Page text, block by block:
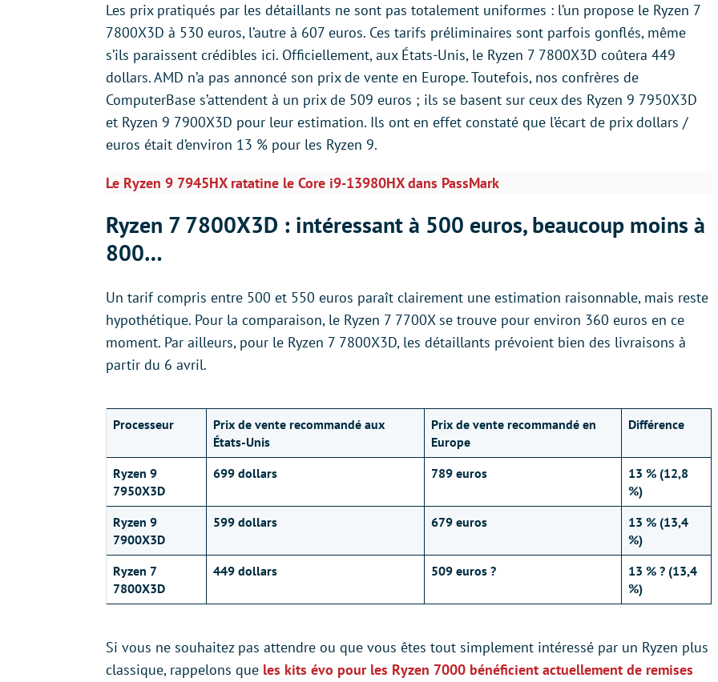
Les prix pratiqués par les détaillants ne sont pas totalement uniformes : l’un propose le Ryzen 7
7800X3D à 530 euros, l’autre à 607 euros. Ces tarifs préliminaires sont parfois gonflés, même
s’ils paraissent crédibles ici. Officiellement, aux États-Unis, le Ryzen 7 7800X3D coûtera 449
dollars. AMD n’a pas annoncé son prix de vente en Europe. Toutefois, nos confrères de
ComputerBase s’attendent à un prix de 509 euros ; ils se basent sur ceux des Ryzen 9 7950X3D
et Ryzen 9 7900X3D pour leur estimation. Ils ont en effet constaté que l’écart de prix dollars /
euros était d’environ 13 % pour les Ryzen 9.
Le Ryzen 9 7945HX ratatine le Core i9-13980HX dans PassMark
Ryzen 7 7800X3D : intéressant à 500 euros, beaucoup moins à
800…
Un tarif compris entre 500 et 550 euros paraît clairement une estimation raisonnable, mais reste
hypothétique. Pour la comparaison, le Ryzen 7 7700X se trouve pour environ 360 euros en ce
moment. Par ailleurs, pour le Ryzen 7 7800X3D, les détaillants prévoient bien des livraisons à
partir du 6 avril.
Processeur
Prix de vente recommandé aux
États-Unis
Prix de vente recommandé en
Europe
Différence
Ryzen 9
7950X3D
699 dollars 789 euros
13 % (12,8
%)
Ryzen 9
7900X3D
599 dollars 679 euros
13 % (13,4
%)
Ryzen 7
7800X3D
449 dollars 509 euros ?
13 % ? (13,4
%)
Si vous ne souhaitez pas attendre ou que vous êtes tout simplement intéressé par un Ryzen plus
classique, rappelons que les kits évo pour les Ryzen 7000 bénéficient actuellement de remises